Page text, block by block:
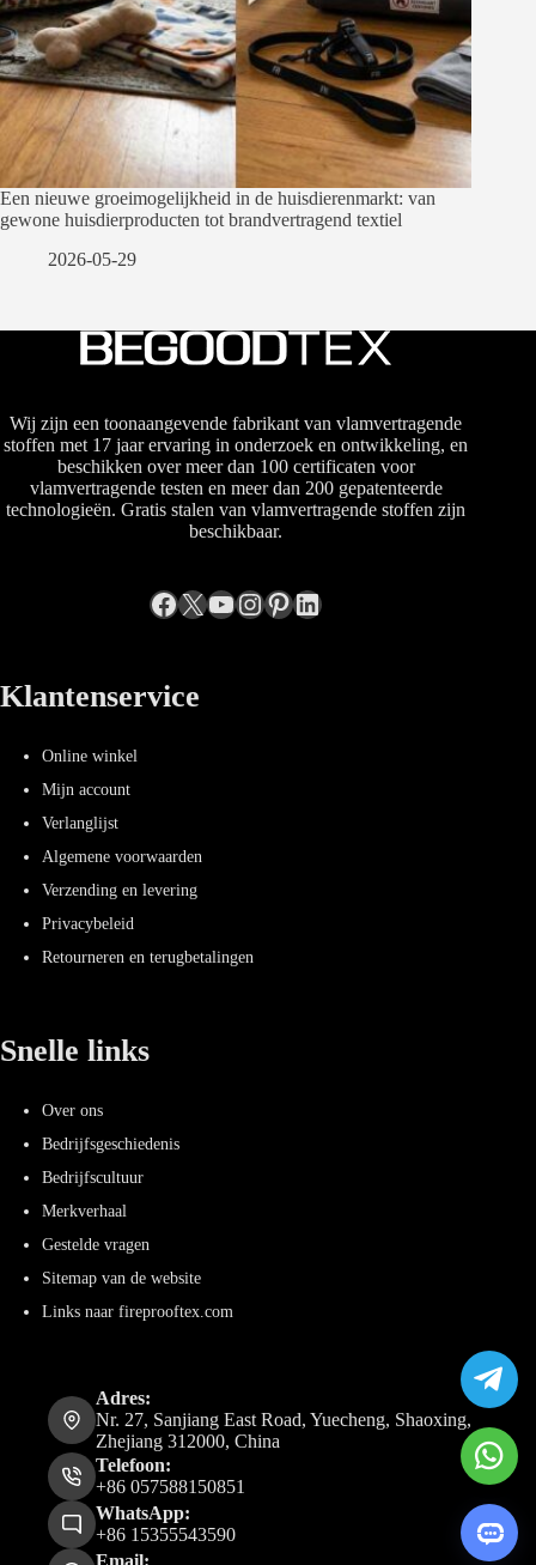
Een nieuwe groeimogelijkheid in de huisdierenmarkt: van
gewone huisdierproducten tot brandvertragend textiel
2026-05-29
Wij zijn een toonaangevende fabrikant van vlamvertragende
stoffen met 17 jaar ervaring in onderzoek en ontwikkeling, en
beschikken over meer dan 100 certificaten voor
vlamvertragende testen en meer dan 200 gepatenteerde
technologieën. Gratis stalen van vlamvertragende stoffen zijn
beschikbaar.
Facebook
X YouTube
Instagram
Pinterest
LinkedIn
Klantenservice
Online winkel
Mijn account
Verlanglijst
Algemene voorwaarden
Verzending en levering
Privacybeleid
Retourneren en terugbetalingen
Snelle links
Over ons
Bedrijfsgeschiedenis
Bedrijfscultuur
Merkverhaal
Gestelde vragen
Sitemap van de website
Links naar fireprooftex.com
Adres:
Nr. 27, Sanjiang East Road, Yuecheng, Shaoxing,
Zhejiang 312000, China
Telefoon:
+86 057588150851
WhatsApp:
+86 15355543590
Email: